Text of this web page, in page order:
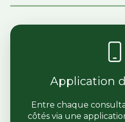
Application
Entre chaque
côtés via une